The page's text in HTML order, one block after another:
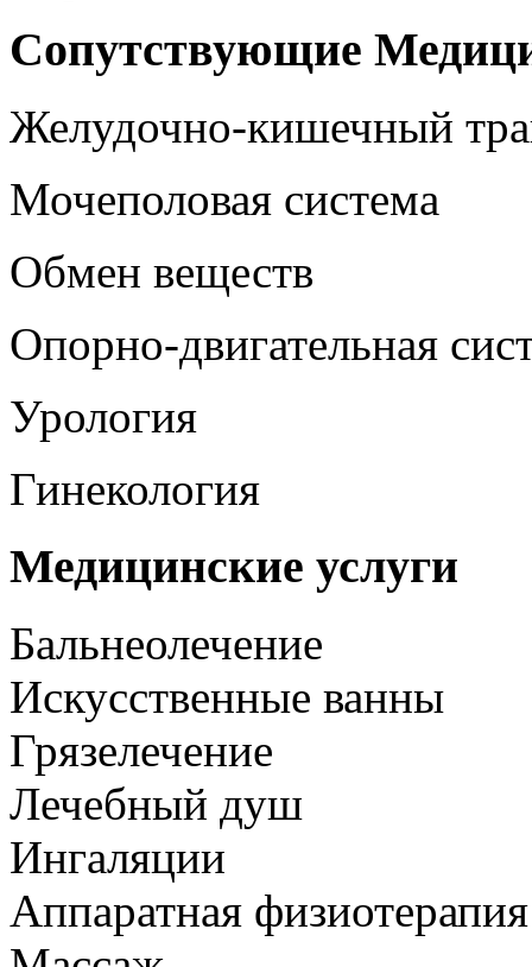
Сопутствующие
Желудочно-кишечный
Мочеполовая система
Обмен веществ
Опорно-двигательная
Урология
Гинекология
Медицинские услуги
Бальнеолечение
Искусственные ванны
Грязелечение
Лечебный душ
Ингаляции
Аппаратная физиотерапия